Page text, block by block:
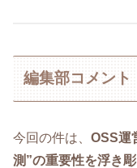
編集部コメント
今回の件は、 OSS運
測”の重要性を浮き